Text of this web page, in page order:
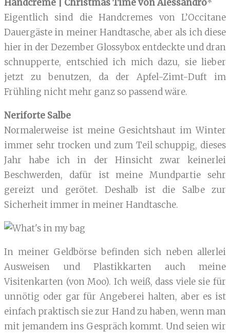
Handcreme | Christmas Time von Alessandro*
Eigentlich sind die Handcremes von L’Occitane
Dauergäste in meiner Handtasche, aber als ich diese
hier in der Dezember Glossybox entdeckte und dran
schnupperte, entschied ich mich dazu, sie lieber
jetzt zu benutzen, da der Apfel-Zimt-Duft im
Frühling nicht mehr ganz so passend wäre.
Neriforte Salbe
Normalerweise ist meine Gesichtshaut im Winter
immer sehr trocken und zum Teil schuppig, dieses
Jahr habe ich in der Hinsicht zwar keinerlei
Beschwerden, dafür ist meine Mundpartie sehr
gereizt und gerötet. Deshalb ist die Salbe zur
Sicherheit immer in meiner Handtasche.
In meiner Geldbörse befinden sich neben allerlei
Ausweisen und Plastikkarten auch meine
Visitenkarten (von Moo). Ich weiß, dass viele sie für
unnötig oder gar für Angeberei halten, aber es ist
einfach praktisch sie zur Hand zu haben, wenn man
mit jemandem ins Gespräch kommt. Und seien wir